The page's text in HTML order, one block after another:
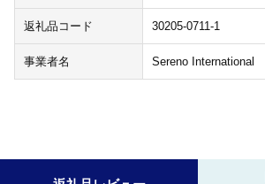
返礼品コード 30205-0711-1
事業者名 Sereno International